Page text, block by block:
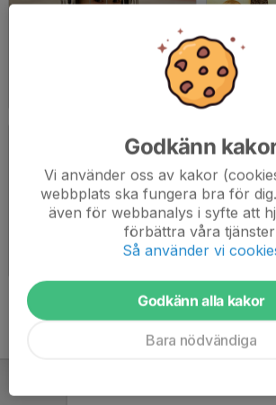
THS 16 nov
2014-11-16
Godkänn
Vi använder oss av kakor
webbplats ska fungera bra för
även för webbanalys i syfte att
förbättra våra
Så använder vi
Godkänn alla kakor
Bara nödvändiga